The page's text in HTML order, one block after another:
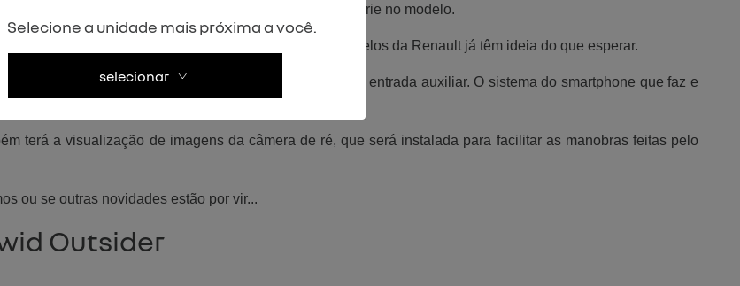
A tão esperada central multimídia será um item de série no modelo.
para o Kwid Outsider, mas quem conhece bem os modelos da Renault já têm ideia do que esperar.
NAV Evolution com conectividade via Bluetooth, UBS e entrada auxiliar. O sistema do smartphone que faz e
terá a visualização de imagens da câmera de ré, que será instalada para facilitar as manobras feitas pelo
ou se outras novidades estão por vir...
Outsider
Selecione a unidade mais próxima a você.
selecionar